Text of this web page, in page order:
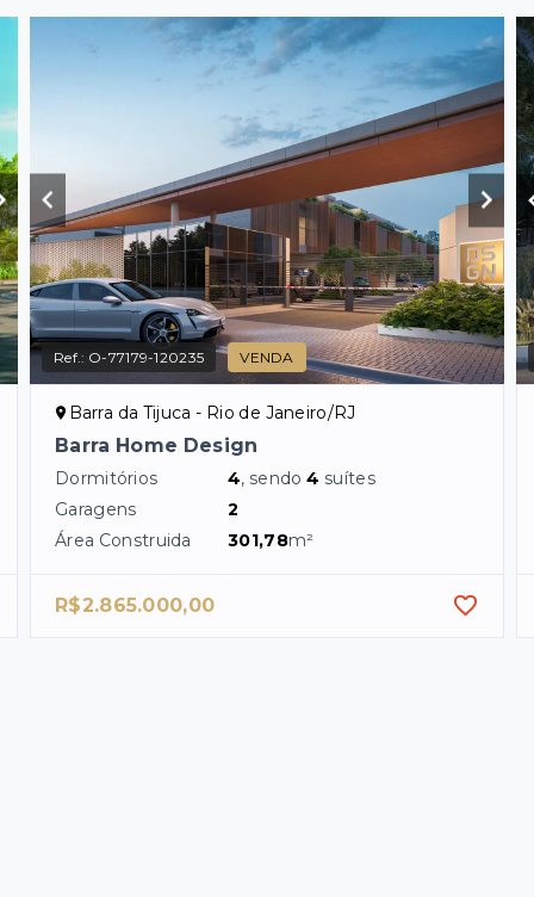
Ref.: O-77179-120235 VENDA
Barra da Tijuca - Rio de Janeiro/RJ
Barra Home Design
Dormitórios 4, sendo4 suítes
Garagens
2
Área Construida
301,78m²
R$2.865.000,00